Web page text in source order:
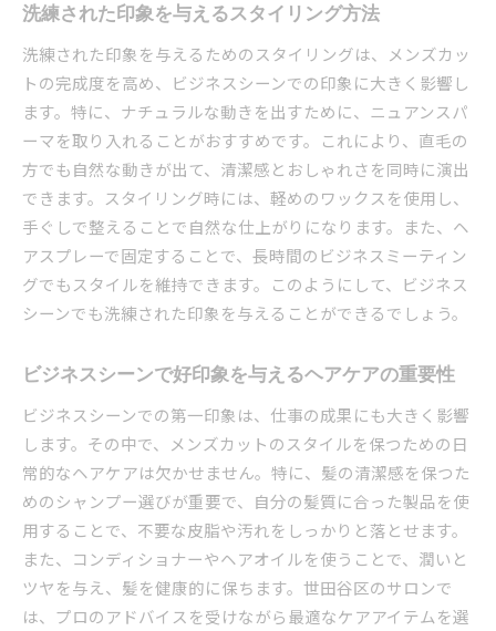
洗練された印象を与えるスタイリング方法
洗練された印象を与えるためのスタイリングは、メンズカッ
トの完成度を高め、ビジネスシーンでの印象に大きく影響し
ます。特に、ナチュラルな動きを出すために、ニュアンスパ
ーマを取り入れることがおすすめです。これにより、直毛の
方でも自然な動きが出て、清潔感とおしゃれさを同時に演出
できます。スタイリング時には、軽めのワックスを使用し、
手ぐしで整えることで自然な仕上がりになります。また、ヘ
アスプレーで固定することで、長時間のビジネスミーティン
グでもスタイルを維持できます。このようにして、ビジネス
シーンでも洗練された印象を与えることができるでしょう。
ビジネスシーンで好印象を与えるヘアケアの重要性
ビジネスシーンでの第一印象は、仕事の成果にも大きく影響
します。その中で、メンズカットのスタイルを保つための日
常的なヘアケアは欠かせません。特に、髪の清潔感を保つた
めのシャンプー選びが重要で、自分の髪質に合った製品を使
用することで、不要な皮脂や汚れをしっかりと落とせます。
また、コンディショナーやヘアオイルを使うことで、潤いと
ツヤを与え、髪を健康的に保ちます。世田谷区のサロンで
は、プロのアドバイスを受けながら最適なケアアイテムを選